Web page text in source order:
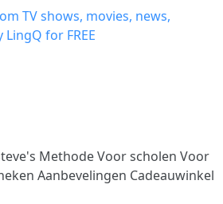
MethodeVoor scholen Voor
Aanbevelingen Cadeauwinkel